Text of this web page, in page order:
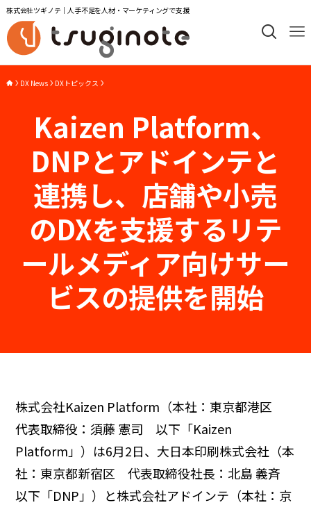
株式会社ツギノテ｜人手不足を人材・マーケティングで支援
DX News DXトピックス
Kaizen Platform、
DNPとアドインテと
連携し、店舗や小売
のDXを支援するリテ
ールメディア向けサー
ビスの提供を開始
株式会社Kaizen Platform（本社：東京都港区
代表取締役：須藤 憲司 以下「Kaizen
Platform」）は6月2日、大日本印刷株式会社（本
社：東京都新宿区 代表取締役社長：北島 義斉
以下「DNP」）と株式会社アドインテ（本社：京